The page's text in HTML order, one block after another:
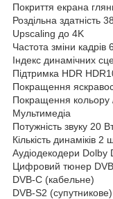
Покриття екрана
Роздільна здатність
Upscaling до 4K
Частота зміни кадрів
Індекс динамічних
Підтримка HDR
Покращення
Покращення кольору
Мультимедіа
Потужність звуку 20
Кількість динаміків 2
Аудіодекодери Dolby
Цифровий тюнер
DVB-C (кабельне)
DVB-S2 (супутникове)